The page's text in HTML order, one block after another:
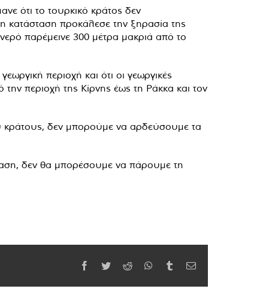
ότι το τουρκικό κράτος δεν
κατάσταση προκάλεσε την ξηρασία της
παρέμεινε 300 μέτρα μακριά από το
περιοχή και ότι οι γεωργικές
περιοχή της Κίρνης έως τη Ράκκα και τον
κράτους, δεν μπορούμε να αρδεύσουμε τα
δεν θα μπορέσουμε να πάρουμε τη
Facebook
TwitterReddit WhatsApp
TumblrEmail